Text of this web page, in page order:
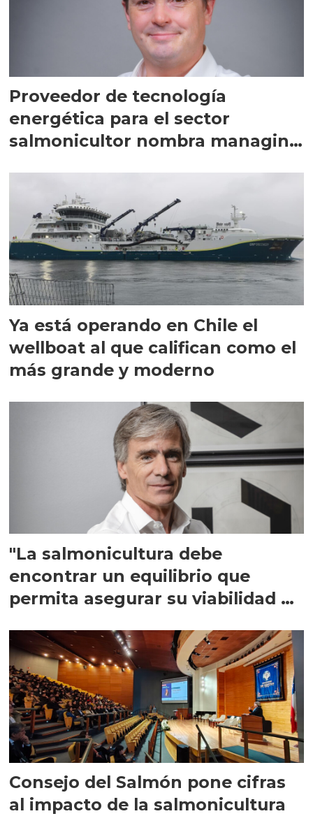
Proveedor de tecnología
energética para el sector
salmonicultor nombra managing
Ya está operando en Chile el
wellboat al que califican como el
más grande y moderno
"La salmonicultura debe
encontrar un equilibrio que
permita asegurar su viabilidad de
Consejo del Salmón pone cifras
al impacto de la salmonicultura